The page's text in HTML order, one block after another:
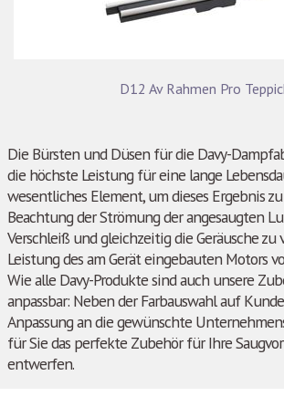
D12 Av Rahmen Pro
Die Bürsten und Düsen für die Davy-
die höchste Leistung für eine lange
wesentliches Element, um dieses Ergebnis
Beachtung der Strömung der angesaugten
Verschleiß und gleichzeitig die Geräusche zu
Leistung des am Gerät eingebauten Motors
Wie alle Davy-Produkte sind auch unsere
anpassbar: Neben der Farbauswahl auf
Anpassung an die gewünschte
für Sie das perfekte Zubehör für Ihre
entwerfen.